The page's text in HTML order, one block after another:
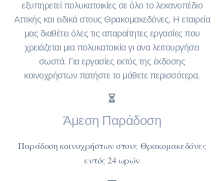
εξυπηρετεί πολυκατοικίες σε όλο το λεκανοπέδιο
Αττικής και ειδικά στους Θρακομακεδόνες. Η εταιρεία
μας διαθέτει όλες τις απαραίτητες εργασίες που
χρειάζεται μια πολυκατοικία γι ανα λειτουργήσει
σωστά. Για εργασίες εκτός της έκδοσης
κοινοχρήστων πατήστε το μάθετε περισσότερα.
Άμεση Παράδοση
Παράδοση κοινοχρήστων στους Θρακομακεδόνες
εντός 24 ωρών